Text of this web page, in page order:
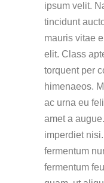
ipsum velit.
tincidunt
mauris vitae
elit. Class
torquent per
himenaeos.
ac urna eu
amet a
imperdiet
fermentum
fermentum